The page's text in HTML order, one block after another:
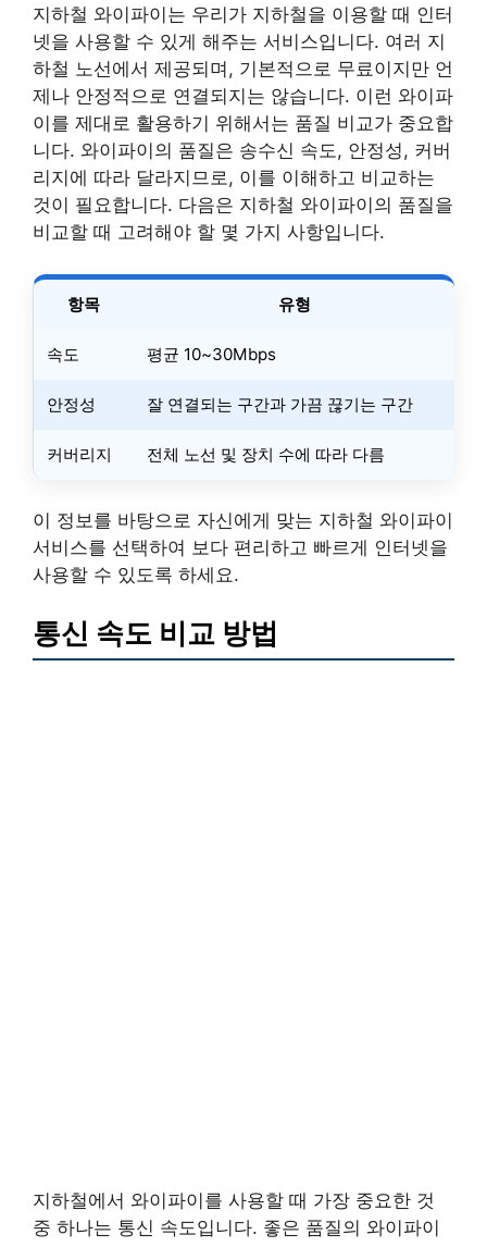
지하철 와이파이는 우리가 지하철을 이용할 때 인터
넷을 사용할 수 있게 해주는 서비스입니다. 여러 지
하철 노선에서 제공되며, 기본적으로 무료이지만 언
제나 안정적으로 연결되지는 않습니다. 이런 와이파
이를 제대로 활용하기 위해서는 품질 비교가 중요합
니다. 와이파이의 품질은 송수신 속도, 안정성, 커버
리지에 따라 달라지므로, 이를 이해하고 비교하는
것이 필요합니다. 다음은 지하철 와이파이의 품질을
비교할 때 고려해야 할 몇 가지 사항입니다.
항목 유형
속도 평균 10~30Mbps
안정성 잘 연결되는 구간과 가끔 끊기는 구간
커버리지 전체 노선 및 장치 수에 따라 다름
이 정보를 바탕으로 자신에게 맞는 지하철 와이파이
서비스를 선택하여 보다 편리하고 빠르게 인터넷을
사용할 수 있도록 하세요.
통신 속도 비교 방법
지하철에서 와이파이를 사용할 때 가장 중요한 것
중 하나는 통신 속도입니다. 좋은 품질의 와이파이